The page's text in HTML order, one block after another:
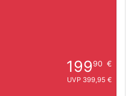
19990 €
UVP 399,95 €